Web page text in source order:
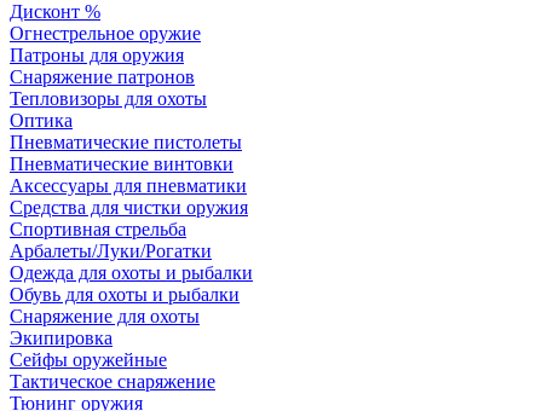
Дисконт %
Огнестрельное оружие
Патроны для оружия
Снаряжение патронов
Тепловизоры для охоты
Оптика
Пневматические пистолеты
Пневматические винтовки
Аксессуары для пневматики
Средства для чистки оружия
Спортивная стрельба
Арбалеты/Луки/Рогатки
Одежда для охоты и рыбалки
Обувь для охоты и рыбалки
Снаряжение для охоты
Экипировка
Сейфы оружейные
Тактическое снаряжение
Тюнинг оружия